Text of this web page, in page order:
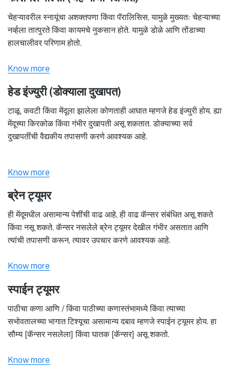
चेहऱ्यावरील स्नायूंचा अशक्तपणा किंवा पॅरालिसिस, यामुळे मुख्यतः चेहऱ्याच्या
नर्व्हला तात्पुरते किंवा कायमचे नुकसान होते. यामुळे डोळे आणि तोंडाच्या
हालचालीवर परिणाम होतो.
Know more
हेड इंज्युरी (डोक्याला दुखापत)
टाळू, कवटी किंवा मेंदूला झालेला कोणताही आघात म्हणजे हेड इंज्युरी होय. ह्या
मेंदूच्या किरकोळ किंवा गंभीर दुखापती असू शकतात. डोक्याच्या सर्व
दुखापतींची वैद्यकीय तपासणी करणे आवश्यक आहे.
Know more
ब्रेन ट्यूमर
ही मेंदूमधील असामान्य पेशींची वाढ आहे, ही वाढ कॅन्सर संबंधित असू शकते
किंवा नसू शकते. कॅन्सर नसलेले ब्रेन ट्यूमर देखील गंभीर असतात आणि
त्यांची तपासणी करून, त्यावर उपचार करणे आवश्यक आहे.
Know more
स्पाईन ट्यूमर
पाठीचा कणा आणि / किंवा पाठीच्या कणास्तंभामध्ये किंवा त्याच्या
सभोवतालच्या भागात टिश्यूचा असामान्य दबाव म्हणजे स्पाईन ट्यूमर होय. हा
सौम्य [कॅन्सर नसलेला] किंवा घातक [कॅन्सर] असू शकतो.
Know more